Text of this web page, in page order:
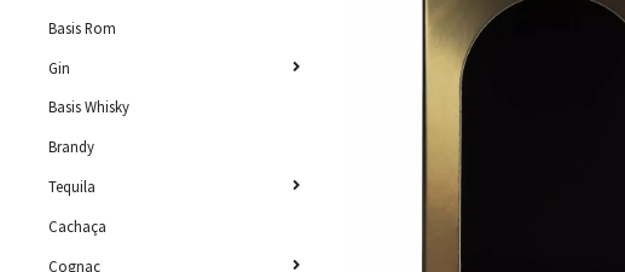
Basis Rom
Gin
Basis Whisky
Brandy
Tequila
Cachaça
Cognac